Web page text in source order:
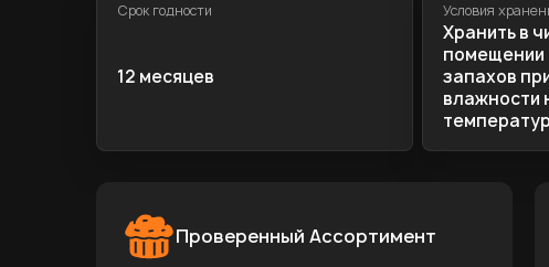
Срок годности
12 месяцев
Условия
Хранить в
помещении
запахов
влажности
Проверенный Ассортимент